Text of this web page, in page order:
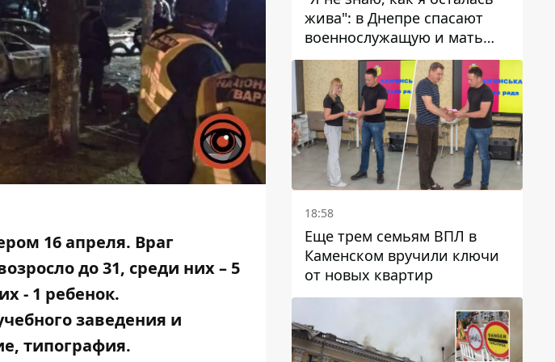
16 апреля. Враг
до 31, среди них – 5
- 1 ребенок.
заведения и
типография.
жива": в Днепре спасают
военнослужащую и мать
четверых детей, которую
ранил КАБ
18:58
Еще трем семьям ВПЛ в
Каменском вручили ключи
от новых квартир